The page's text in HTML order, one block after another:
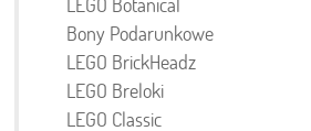
Bony Podarunkowe
LEGO BrickHeadz
LEGO Breloki
LEGO Classic